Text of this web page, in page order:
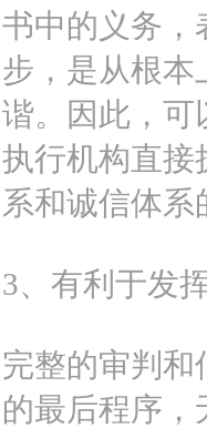
书中的义务，
步，是从根本
谐。因此，可
执行机构直接
系和诚信体系
3、有利于发
完整的审判
的最后程序